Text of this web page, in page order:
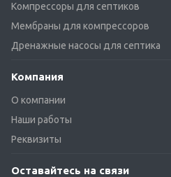
Компрессоры для септиков
Мембраны для компрессоров
Дренажные насосы для септика
Компания
О компании
Наши работы
Реквизиты
Оставайтесь на связи